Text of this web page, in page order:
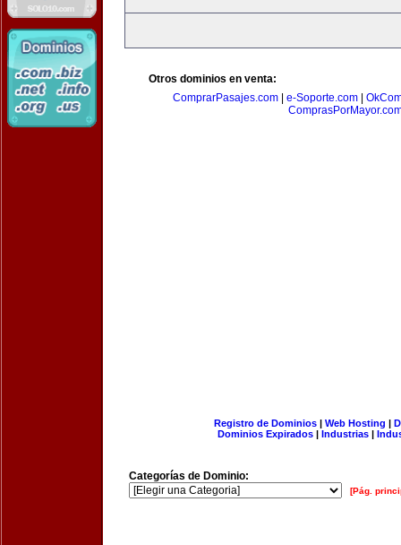
Otros dominios en venta:
ComprarPasajes.com
e-Soporte.com
Registro de Dominios| Web Hosting |
Dominios Expirados | Industrias |
Categorías de Dominio:
[Pág.